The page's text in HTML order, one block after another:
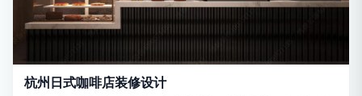
杭州日式咖啡店装修设计